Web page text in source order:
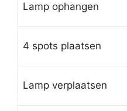
Lamp ophangen
4 spots plaatsen
Lamp verplaatsen